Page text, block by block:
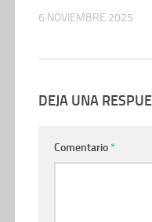
6 NOVIEMBRE 2025
DEJA UNA
Comentario*